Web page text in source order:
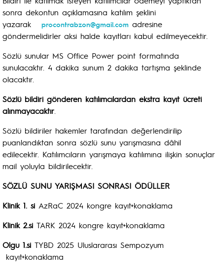
sonra dekontun açıklamasına katılım şeklini
yazarak procontrabzon@gmail.com adresine
göndermelidirler aksi halde kayıtları kabul edilmeyecektir.
Sözlü sunular MS Office Power point formatında
sunulacaktır. 4 dakika sunum 2 dakika tartışma şeklinde
olacaktır.
Sözlü bildiri gönderen katılımcılardan ekstra kayıt ücreti
alınmayacaktır
Sözlü bildiriler hakemler tarafından değerlendirilip
puanlandıktan sonra sözlü sunu yarışmasına dâhil
edilecektir. Katılımcıların yarışmaya katılımına ilişkin sonuçlar
mail yoluyla bildirilecektir.
SÖZLÜ SUNU YARIŞMASI SONRASI ÖDÜLLER
Klinik 1. si AzRaC 2024 kongre kayıt+konaklama
Klinik 2.si TARK 2024 kongre kayıt+konaklama
Olgu 1.si TYBD 2025 Uluslararası Sempozyum
kayıt+konaklama